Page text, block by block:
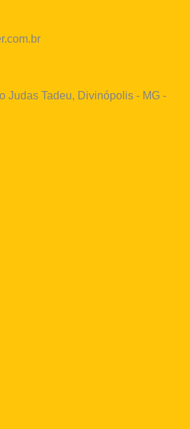
Judas Tadeu, Divinópolis - MG -